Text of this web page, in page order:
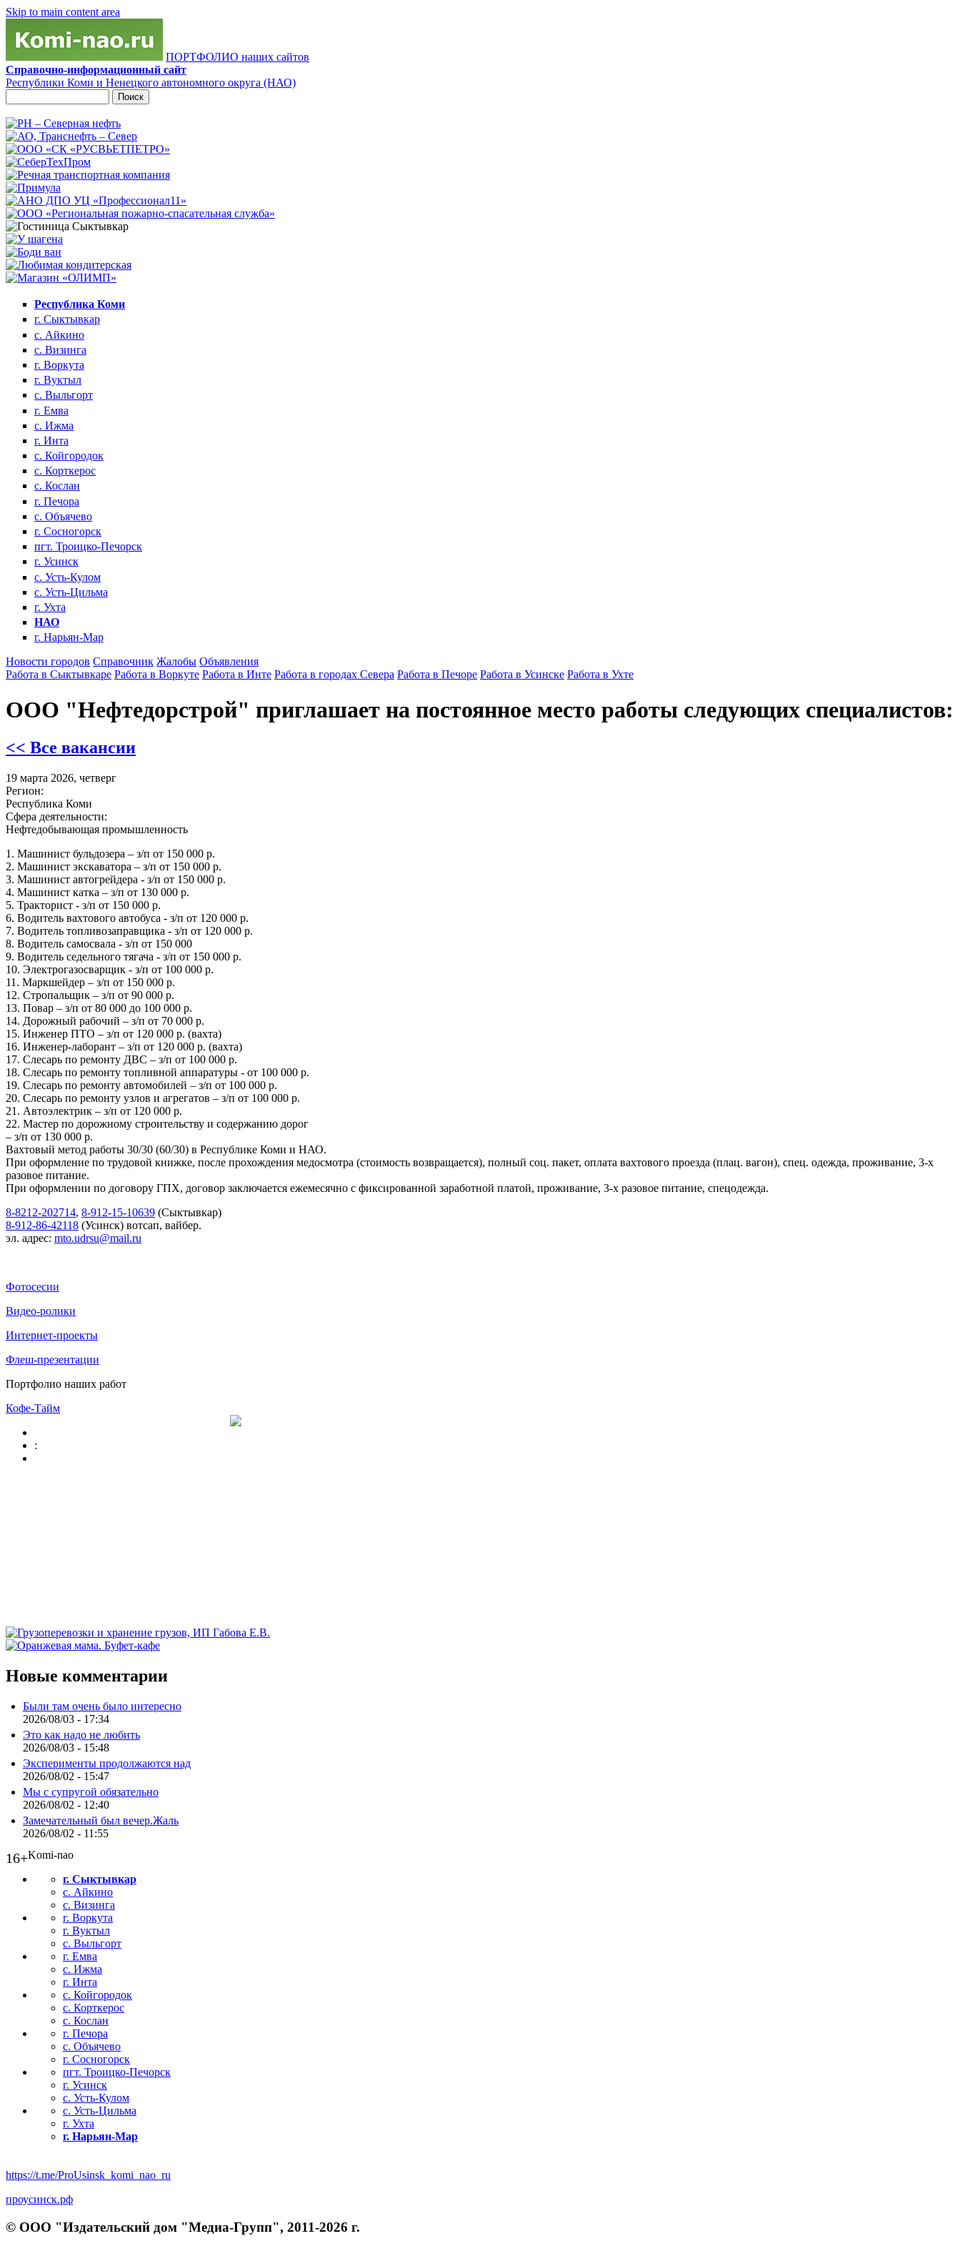
Skip to main content area
ПОРТФОЛИО наших сайтов
Справочно-информационный сайт
Республики Коми и Ненецкого автономного округа (НАО)
Форма поиска
Республика Коми
г. Сыктывкар
с. Айкино
с. Визинга
г. Воркута
г. Вуктыл
с. Выльгорт
г. Емва
с. Ижма
г. Инта
с. Койгородок
с. Корткерос
с. Кослан
г. Печора
с. Объячево
г. Сосногорск
пгт. Троицко-Печорск
г. Усинск
с. Усть-Кулом
с. Усть-Цильма
г. Ухта
НАО
г. Нарьян-Мар
Новости городов Справочник Жалобы Объявления
Работа в Сыктывкаре Работа в Воркуте Работа в Инте Работа в городах Севера Работа в Печоре Работа в Усинске Работа в Ухте
ООО "Нефтедорстрой" приглашает на постоянное место работы следующих специалистов:
<< Все вакансии
19 марта 2026, четверг
Регион:
Республика Коми
Сфера деятельности:
Нефтедобывающая промышленность
1. Машинист бульдозера – з/п от 150 000 р.
2. Машинист экскаватора – з/п от 150 000 р.
3. Машинист автогрейдера - з/п от 150 000 р.
4. Машинист катка – з/п от 130 000 р.
5. Тракторист - з/п от 150 000 р.
6. Водитель вахтового автобуса - з/п от 120 000 р.
7. Водитель топливозаправщика - з/п от 120 000 р.
8. Водитель самосвала - з/п от 150 000
9. Водитель седельного тягача - з/п от 150 000 р.
10. Электрогазосварщик - з/п от 100 000 р.
11. Маркшейдер – з/п от 150 000 р.
12. Стропальщик – з/п от 90 000 р.
13. Повар – з/п от 80 000 до 100 000 р.
14. Дорожный рабочий – з/п от 70 000 р.
15. Инженер ПТО – з/п от 120 000 р. (вахта)
16. Инженер-лаборант – з/п от 120 000 р. (вахта)
17. Слесарь по ремонту ДВС – з/п от 100 000 р.
18. Слесарь по ремонту топливной аппаратуры - от 100 000 р.
19. Слесарь по ремонту автомобилей – з/п от 100 000 р.
20. Слесарь по ремонту узлов и агрегатов – з/п от 100 000 р.
21. Автоэлектрик – з/п от 120 000 р.
22. Мастер по дорожному строительству и содержанию дорог
– з/п от 130 000 р.
Вахтовый метод работы 30/30 (60/30) в Республике Коми и НАО.
При оформление по трудовой книжке, после прохождения медосмотра (стоимость возвращается), полный соц. пакет, оплата вахтового проезда (плац. вагон), спец. одежда, проживание, 3-х
разовое питание.
При оформлении по договору ГПХ, договор заключается ежемесячно с фиксированной заработной платой, проживание, 3-х разовое питание, спецодежда.
8-8212-202714, 8-912-15-10639 (Сыктывкар)
8-912-86-42118 (Усинск) вотсап, вайбер.
эл. адрес: mto.udrsu@mail.ru
Фотосесии
Видео-ролики
Интернет-проекты
Флеш-презентации
Портфолио наших работ
Кофе-Тайм
:
Новые комментарии
Были там очень было интересно
2026/08/03 - 17:34
Это как надо не любить
2026/08/03 - 15:48
Эксперименты продолжаются над
2026/08/02 - 15:47
Мы с супругой обязательно
2026/08/02 - 12:40
Замечательный был вечер.Жаль
2026/08/02 - 11:55
16+Komi-nao
г. Сыктывкар
с. Айкино
с. Визинга
г. Воркута
г. Вуктыл
с. Выльгорт
г. Емва
с. Ижма
г. Инта
с. Койгородок
с. Корткерос
с. Кослан
г. Печора
с. Объячево
г. Сосногорск
пгт. Троицко-Печорск
г. Усинск
с. Усть-Кулом
с. Усть-Цильма
г. Ухта
г. Нарьян-Мар
https://t.me/ProUsinsk_komi_nao_ru
проусинск.рф
© ООО "Издательский дом "Медиа-Групп", 2011-2026 г.